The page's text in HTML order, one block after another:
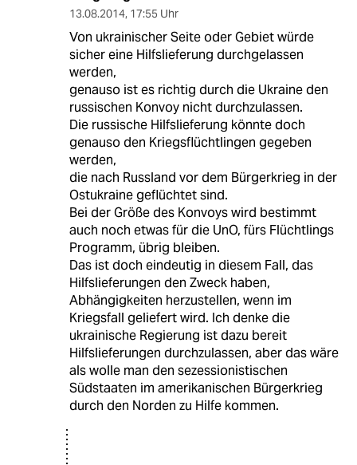
13.08.2014, 17:55 Uhr
Von ukrainischer Seite oder Gebiet würde
sicher eine Hilfslieferung durchgelassen
werden,
genauso ist es richtig durch die Ukraine den
russischen Konvoy nicht durchzulassen.
Die russische Hilfslieferung könnte doch
genauso den Kriegsflüchtlingen gegeben
werden,
die nach Russland vor dem Bürgerkrieg in der
Ostukraine geflüchtet sind.
Bei der Größe des Konvoys wird bestimmt
auch noch etwas für die UnO, fürs Flüchtlings
Programm, übrig bleiben.
Das ist doch eindeutig in diesem Fall, das
Hilfslieferungen den Zweck haben,
Abhängigkeiten herzustellen, wenn im
Kriegsfall geliefert wird. Ich denke die
ukrainische Regierung ist dazu bereit
Hilfslieferungen durchzulassen, aber das wäre
als wolle man den sezessionistischen
Südstaaten im amerikanischen Bürgerkrieg
durch den Norden zu Hilfe kommen.